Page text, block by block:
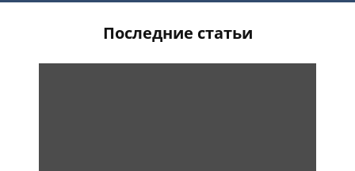
Последние статьи